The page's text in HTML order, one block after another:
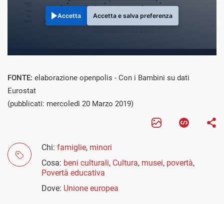
Accetta Accetta e salva preferenza
FONTE: elaborazione openpolis - Con i Bambini su dati
Eurostat
(pubblicati: mercoledì 20 Marzo 2019)
Chi: famiglie, minori
Cosa: beni culturali, Cultura, musei, povertà,
Povertà educativa
Dove: Unione europea